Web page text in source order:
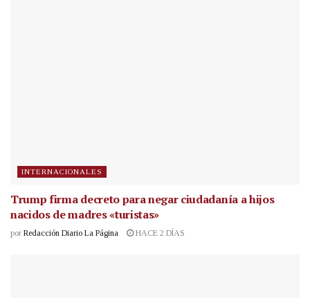
INTERNACIONALES
Trump firma decreto para negar ciudadanía a hijos
nacidos de madres «turistas»
por Redacción Diario La Página HACE 2 DÍAS